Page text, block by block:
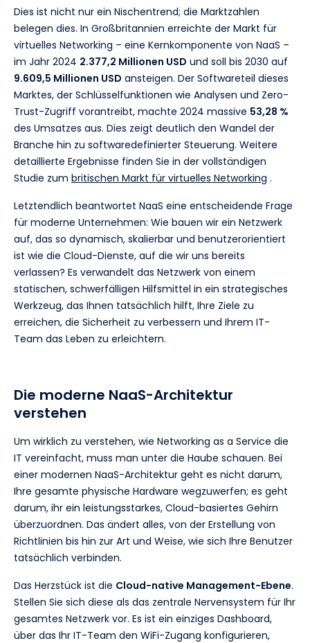
Dies ist nicht nur ein Nischentrend; die Marktzahlen
belegen dies. In Großbritannien erreichte der Markt für
virtuelles Networking – eine Kernkomponente von NaaS –
im Jahr 2024 2.377,2 Millionen USD und soll bis 2030 auf
9.609,5 Millionen USD ansteigen. Der Softwareteil dieses
Marktes, der Schlüsselfunktionen wie Analysen und Zero-
Trust-Zugriff vorantreibt, machte 2024 massive 53,28 %
des Umsatzes aus. Dies zeigt deutlich den Wandel der
Branche hin zu softwaredefinierter Steuerung. Weitere
detaillierte Ergebnisse finden Sie in der vollständigen
Studie zum britischen Markt für virtuelles Networking .
Letztendlich beantwortet NaaS eine entscheidende Frage
für moderne Unternehmen: Wie bauen wir ein Netzwerk
auf, das so dynamisch, skalierbar und benutzerorientiert
ist wie die Cloud-Dienste, auf die wir uns bereits
verlassen? Es verwandelt das Netzwerk von einem
statischen, schwerfälligen Hilfsmittel in ein strategisches
Werkzeug, das Ihnen tatsächlich hilft, Ihre Ziele zu
erreichen, die Sicherheit zu verbessern und Ihrem IT-
Team das Leben zu erleichtern.
Die moderne NaaS-Architektur
verstehen
Um wirklich zu verstehen, wie Networking as a Service die
IT vereinfacht, muss man unter die Haube schauen. Bei
einer modernen NaaS-Architektur geht es nicht darum,
Ihre gesamte physische Hardware wegzuwerfen; es geht
darum, ihr ein leistungsstarkes, Cloud-basiertes Gehirn
überzuordnen. Das ändert alles, von der Erstellung von
Richtlinien bis hin zur Art und Weise, wie sich Ihre Benutzer
tatsächlich verbinden.
Das Herzstück ist die Cloud-native Management-Ebene.
Stellen Sie sich diese als das zentrale Nervensystem für Ihr
gesamtes Netzwerk vor. Es ist ein einziges Dashboard,
über das Ihr IT-Team den WiFi-Zugang konfigurieren,